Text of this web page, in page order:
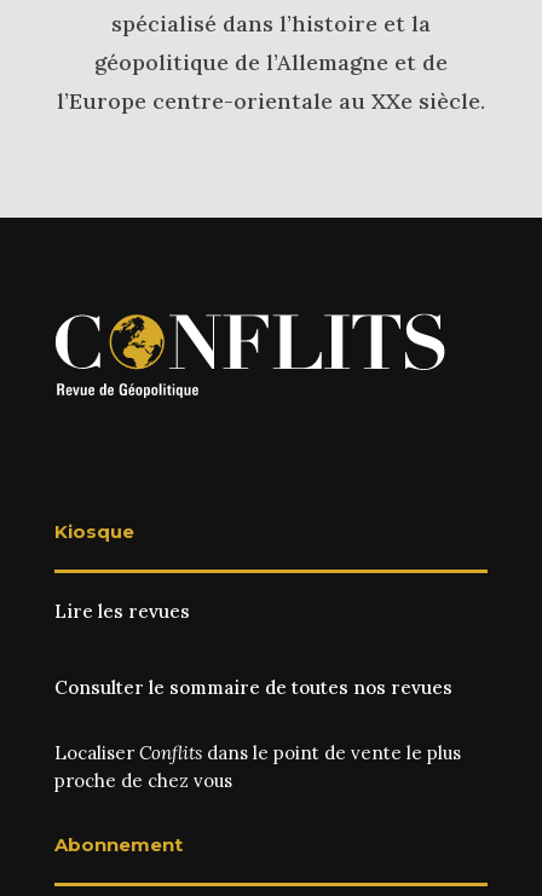
spécialisé dans l’histoire et la
géopolitique de l’Allemagne et de
l’Europe centre-orientale au XXe siècle.
Kiosque
Lire les revues
Consulter le sommaire de toutes nos revues
Localiser Conflitsdans le point de vente le plus
proche de chez vous
Abonnement